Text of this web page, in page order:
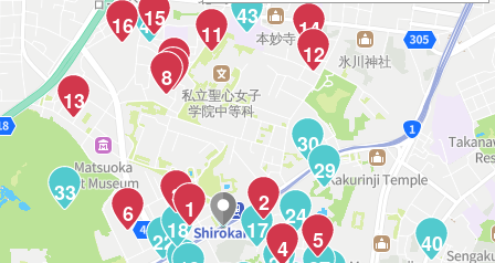
45 43
40
33
30
29
24
2218 17
16 15 14
13
12
11
10
9
8
6
5
4
3 2
1